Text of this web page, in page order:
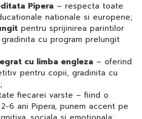
Pipera – respecta toate
nationale si europene;
pentru sprijinirea parintilor
cu program prelungit
cu limba engleza – oferind
pentru copii, gradinita cu
fiecarei varste – fiind o
6 ani Pipera, punem accent pe